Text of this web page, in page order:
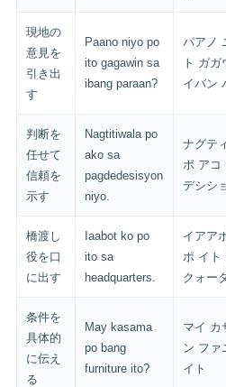
現地の
意見を
引き出
す
Paano niyo po
ito gagawin sa
ibang paraan?
パアノ
ト ガガ
イバン
判断を
任せて
信頼を
示す
Nagtitiwala po
ako sa
pagdedesisyon
niyo.
ナグテ
ポ アコ
デシシ
橋渡し
役を口
に出す
Iaabot ko po
ito sa
headquarters.
イアア
ポ イト
クォー
条件を
具体的
に伝え
る
May kasama
po bang
furniture ito?
マイ カ
ン ファ
イト